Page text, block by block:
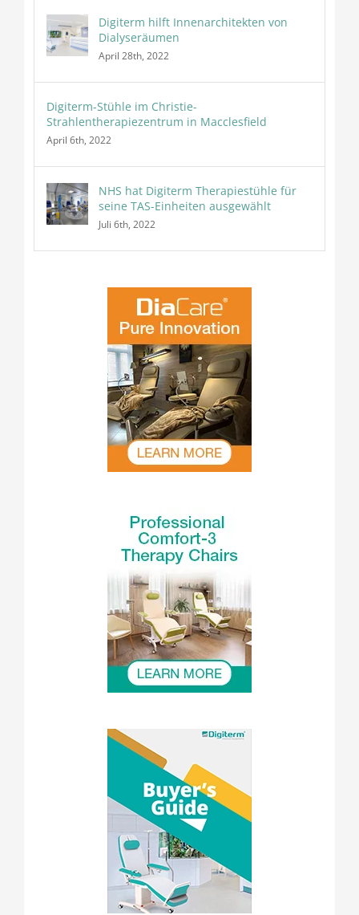
Digiterm hilft Innenarchitekten von
Dialyseräumen
April 28th, 2022
Digiterm-Stühle im Christie-
Strahlentherapiezentrum in Macclesfield
April 6th, 2022
NHS hat Digiterm Therapiestühle für
seine TAS-Einheiten ausgewählt
Juli 6th, 2022